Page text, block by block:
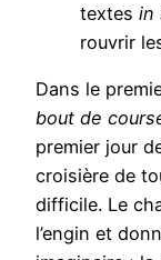
textes in
rouvrir
Dans le
bout de
premier jour
croisière de
difficile. Le
l’engin et